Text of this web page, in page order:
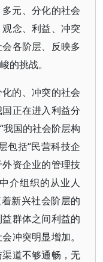
元、分化的社会
念、利益、冲突
各阶层、反映多
的挑战。
的、冲突的社会
正在进入利益分
国的社会阶层构
包括“民营科技企
资企业的管理技
介组织的从业人
新兴社会阶层的
群体之间利益的
冲突明显增加。
道不够通畅，无